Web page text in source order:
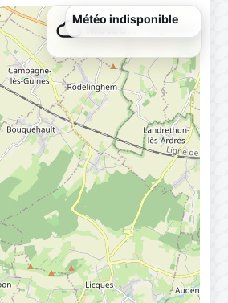
Météo…Chargement